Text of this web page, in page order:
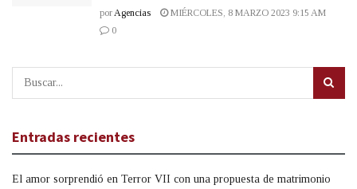
por Agencias
MIÉRCOLES, 8 MARZO 2023 9:15 AM
0
Entradas recientes
El amor sorprendió en Terror VII con una propuesta de matrimonio